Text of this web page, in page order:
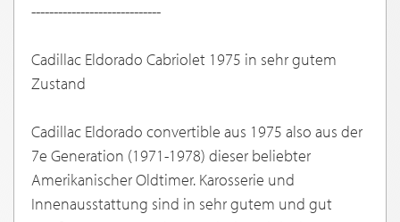
-----------------------------
Cadillac Eldorado Cabriolet 1975 in sehr gutem
Zustand
Cadillac Eldorado convertible aus 1975 also aus der
7e Generation (1971-1978) dieser beliebter
Amerikanischer Oldtimer. Karosserie und
Innenausstattung sind in sehr gutem und gut